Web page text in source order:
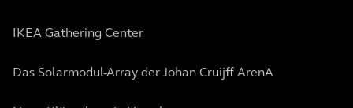
IKEA Gathering Center
Das Solarmodul-Array der Johan Cruijff ArenA